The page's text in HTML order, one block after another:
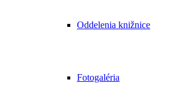
Oddelenia knižnice
Fotogaléria